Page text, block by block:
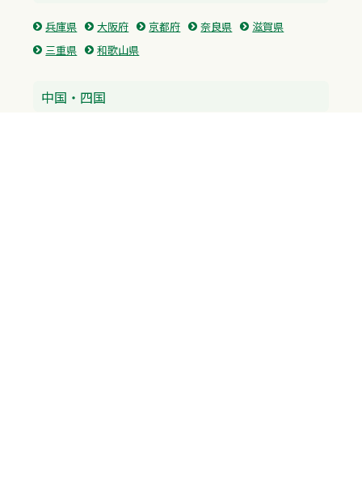
兵庫県 大阪府 京都府 奈良県
滋賀県
三重県
和歌山県
中国・四国